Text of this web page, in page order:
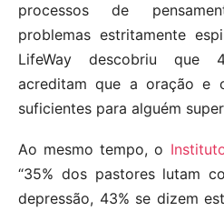
processos de
problemas estritamente
LifeWay descobriu que
acreditam que a oração e
suficientes para alguém
Ao mesmo tempo, o
“35% dos pastores lutam
depressão, 43% se dizem